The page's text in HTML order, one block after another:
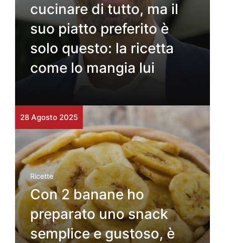
cucinare di tutto, ma il
suo piatto preferito è
solo questo: la ricetta
come lo mangia lui
28 Agosto 2025
Ricette
Con 2 banane ho
preparato uno snack
semplice e gustoso, è